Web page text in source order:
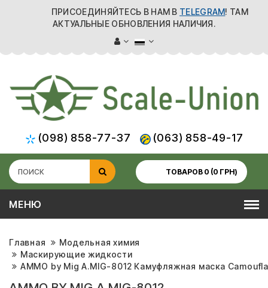
ПРИСОЕДИНЯЙТЕСЬ В НАМ В TELEGRAM! ТАМ
АКТУАЛЬНЫЕ ОБНОВЛЕНИЯ НАЛИЧИЯ.
(098) 858-77-37 (063) 858-49-17
ТОВАРОВ 0 (0 ГРН)
МЕНЮ
Главная
Модельная химия
Маскирующие жидкости
AMMO by Mig A.MIG-8012 Камуфляжная маска